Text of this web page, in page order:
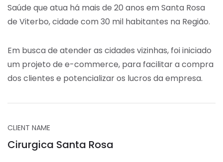
Saúde que atua há mais de 20 anos em Santa Rosa
de Viterbo, cidade com 30 mil habitantes na Região.
Em busca de atender as cidades vizinhas, foi iniciado
um projeto de e-commerce, para facilitar a compra
dos clientes e potencializar os lucros da empresa.
CLIENT NAME
Cirurgica Santa Rosa